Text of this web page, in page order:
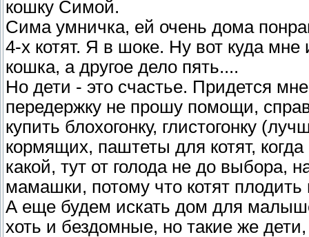
кошку Симой.
Сима умничка, ей очень дома
4-х котят. Я в шоке. Ну вот куда
кошка, а другое дело пять....
Но дети - это счастье. Придется
передержку не прошу помощи,
купить блохогонку, глистогонку
кормящих, паштеты для котят,
какой, тут от голода не до выбора,
мамашки, потому что котят
А еще будем искать дом для
хоть и бездомные, но такие же